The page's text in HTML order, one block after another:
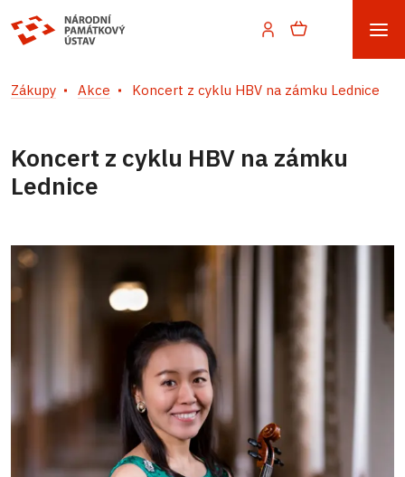
Zákupy Akce Koncert z cyklu HBV na zámku Lednice
Koncert z cyklu HBV na zámku
Lednice